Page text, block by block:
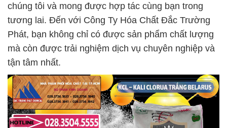
chúng tôi và mong được hợp tác cùng bạn trong
tương lai. Đến với Công Ty Hóa Chất Đắc Trường
Phát, bạn không chỉ có được sản phẩm chất lượng
mà còn được trải nghiệm dịch vụ chuyên nghiệp và
tận tâm nhất.